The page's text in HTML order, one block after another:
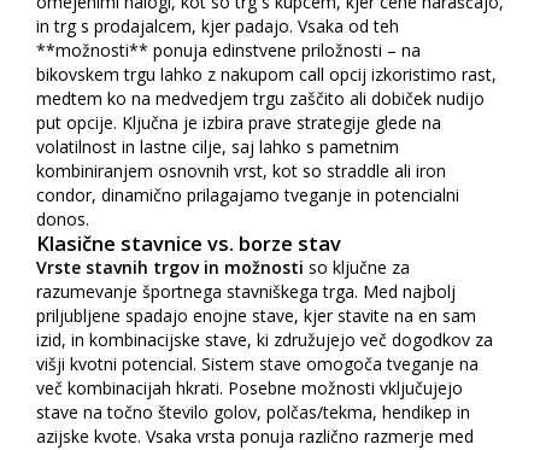
in trg s prodajalcem, kjer padajo. Vsaka od teh
**možnosti** ponuja edinstvene priložnosti – na
bikovskem trgu lahko z nakupom call opcij izkoristimo rast,
medtem ko na medvedjem trgu zaščito ali dobiček nudijo
put opcije. Ključna je izbira prave strategije glede na
volatilnost in lastne cilje, saj lahko s pametnim
kombiniranjem osnovnih vrst, kot so straddle ali iron
condor, dinamično prilagajamo tveganje in potencialni
donos.
Klasične stavnice vs. borze stav
Vrste stavnih trgov in možnosti so ključne za
razumevanje športnega stavniškega trga. Med najbolj
priljubljene spadajo enojne stave, kjer stavite na en sam
izid, in kombinacijske stave, ki združujejo več dogodkov za
višji kvotni potencial. Sistem stave omogoča tveganje na
več kombinacijah hkrati. Posebne možnosti vključujejo
stave na točno število golov, polčas/tekma, hendikep in
azijske kvote. Vsaka vrsta ponuja različno razmerje med